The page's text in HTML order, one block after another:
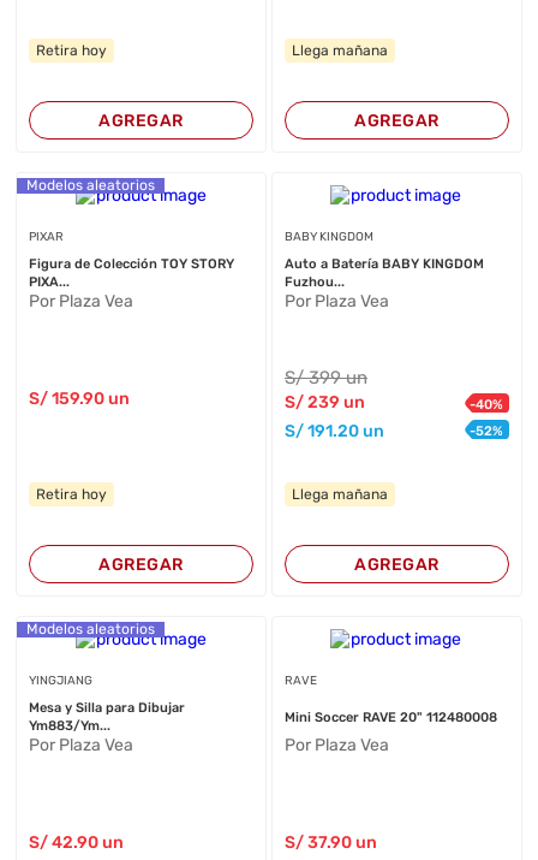
Retira hoy
AGREGAR
Llega mañana
AGREGAR
Modelos aleatorios
PIXAR
Figura de Colección TOY STORY
PIXA...
Por Plaza Vea
S/159.90 un
Retira hoy
AGREGAR
BABY KINGDOM
Auto a Batería BABY KINGDOM
Fuzhou...
Por Plaza Vea
S/399 un
S/239 un -40%
S/191.20un -52%
Llega mañana
AGREGAR
Modelos aleatorios
YINGJIANG
Mesa y Silla para Dibujar
Ym883/Ym...
Por Plaza Vea
S/42.90 un
RAVE
Mini Soccer RAVE 20" 112480008
Por Plaza Vea
S/37.90un